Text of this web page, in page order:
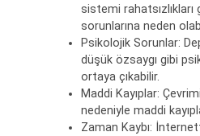
sistemi rahatsızlıkları
sorunlarına neden
Psikolojik Sorunlar:
düşük özsaygı gibi
ortaya çıkabilir.
Maddi Kayıplar:
nedeniyle maddi
Zaman Kaybı: